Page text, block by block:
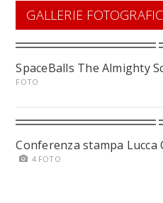
GALLERIE
SpaceBalls The Almighty
FOTO
Conferenza stampa Lucca
4 FOTO